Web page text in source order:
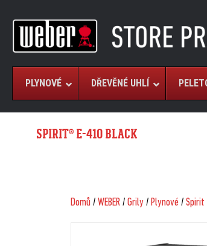
PLYNOVÉ DŘEVĚNÉ UHLÍ
SPIRIT® E-410 BLACK
Domů/ WEBER/ Grily/ Plynové/ Spirit